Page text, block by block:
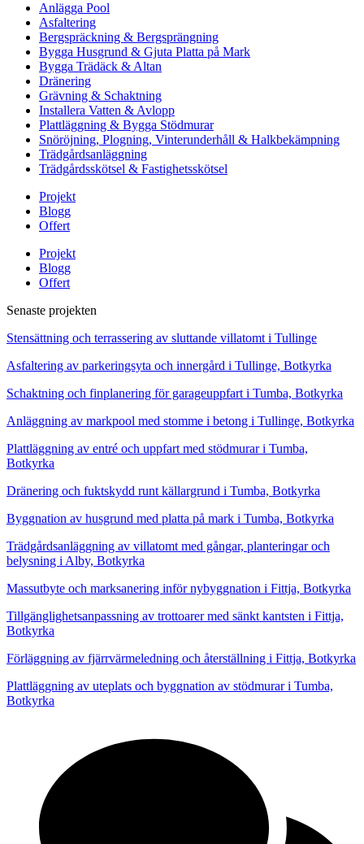
Anlägga Pool
Asfaltering
Bergspräckning & Bergsprängning
Bygga Husgrund & Gjuta Platta på Mark
Bygga Trädäck & Altan
Dränering
Grävning & Schaktning
Installera Vatten & Avlopp
Plattläggning & Bygga Stödmurar
Snöröjning, Plogning, Vinterunderhåll & Halkbekämpning
Trädgårdsanläggning
Trädgårdsskötsel & Fastighetsskötsel
Projekt
Blogg
Offert
Projekt
Blogg
Offert
Senaste projekten
Stensättning och terrassering av sluttande villatomt i Tullinge
Asfaltering av parkeringsyta och innergård i Tullinge, Botkyrka
Schaktning och finplanering för garageuppfart i Tumba, Botkyrka
Anläggning av markpool med stomme i betong i Tullinge, Botkyrka
Plattläggning av entré och uppfart med stödmurar i Tumba,
Botkyrka
Dränering och fuktskydd runt källargrund i Tumba, Botkyrka
Byggnation av husgrund med platta på mark i Tumba, Botkyrka
Trädgårdsanläggning av villatomt med gångar, planteringar och
belysning i Alby, Botkyrka
Massutbyte och marksanering inför nybyggnation i Fittja, Botkyrka
Tillgänglighetsanpassning av trottoarer med sänkt kantsten i Fittja,
Botkyrka
Förläggning av fjärrvärmeledning och återställning i Fittja, Botkyrka
Plattläggning av uteplats och byggnation av stödmurar i Tumba,
Botkyrka